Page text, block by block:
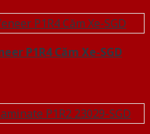
P1R4 Căm Xe-SGD